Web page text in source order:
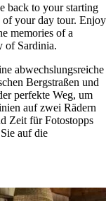
back to your starting
of your day tour. Enjoy
memories of a
of Sardinia.
abwechslungsreiche
Bergstraßen und
perfekte Weg, um
auf zwei Rädern
Zeit für Fotostopps
auf die